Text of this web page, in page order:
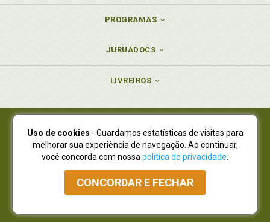
PROGRAMAS
JURUÁDOCS
LIVREIROS
Juruá Editora Ltda., CNPJ 77.535.508/0001-19
Juruá Informática Ltda., CNPJ 01.701.561/0001-80
NOVO ENDEREÇO:R. Flávio Dallegrave, 7665, São Lourenço |
Curitiba - Paraná - CEP 82210-310
Atendimento: (41) 4009-3900|Vendas Atacado: (41) 4009-3939
Atendimento via Whatsapp
Uso de cookies - Guardamos estatísticas de visitas para
melhorar sua experiência de navegação. Ao continuar,
você concorda com nossa política de privacidade
CONCORDAR E FECHAR